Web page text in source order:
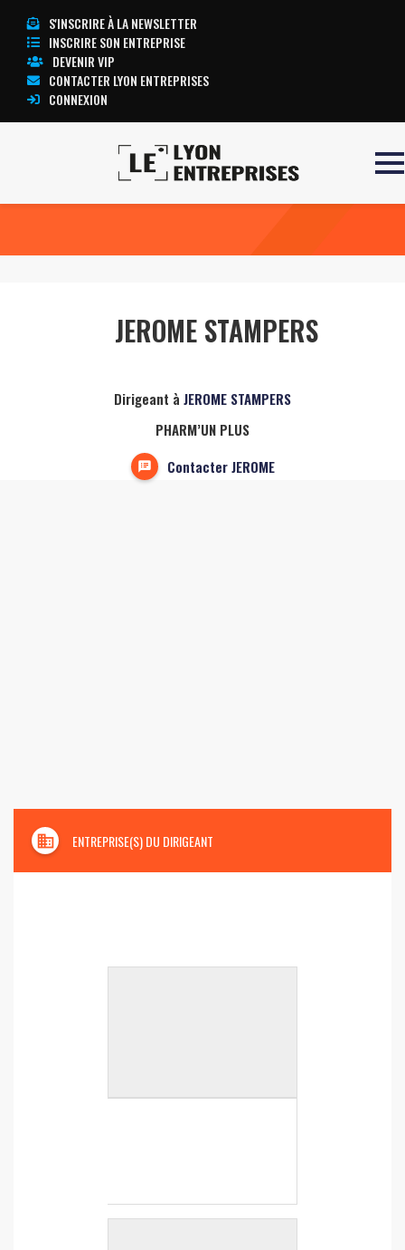
S'INSCRIRE À LA NEWSLETTER
INSCRIRE SON ENTREPRISE
DEVENIR VIP
CONTACTER LYON ENTREPRISES
CONNEXION
JEROME STAMPERS
Dirigeant à JEROME STAMPERS
PHARM’UN PLUS
Contacter JEROME
domain ENTREPRISE(S) DU DIRIGEANT